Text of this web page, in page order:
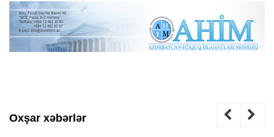
Oxşar xəbərlər